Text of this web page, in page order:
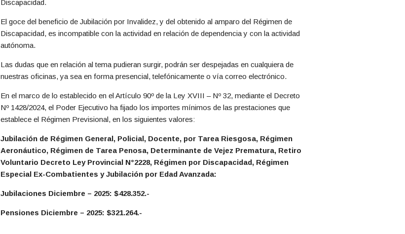
Discapacidad.
El goce del beneficio de Jubilación por Invalidez, y del obtenido al amparo del Régimen de
Discapacidad, es incompatible con la actividad en relación de dependencia y con la actividad
autónoma.
Las dudas que en relación al tema pudieran surgir, podrán ser despejadas en cualquiera de
nuestras oficinas, ya sea en forma presencial, telefónicamente o vía correo electrónico.
En el marco de lo establecido en el Artículo 90º de la Ley XVIII – Nº 32, mediante el Decreto
Nº 1428/2024, el Poder Ejecutivo ha fijado los importes mínimos de las prestaciones que
establece el Régimen Previsional, en los siguientes valores:
Jubilación de Régimen General, Policial, Docente, por Tarea Riesgosa, Régimen
Aeronáutico, Régimen de Tarea Penosa, Determinante de Vejez Prematura, Retiro
Voluntario Decreto Ley Provincial N°2228, Régimen por Discapacidad, Régimen
Especial Ex-Combatientes y Jubilación por Edad Avanzada:
Jubilaciones Diciembre – 2025: $428.352.-
Pensiones Diciembre – 2025: $321.264.-